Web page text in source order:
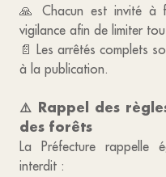
🙏 Chacun est invité à
vigilance afin de limiter
📄 Les arrêtés complets
à la publication.
⚠️ Rappel des
des forêts
La Préfecture rappelle
interdit :